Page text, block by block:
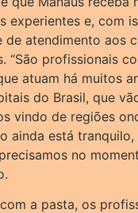
experientes e, com
de atendimento aos
“São profissionais
atuam há muitos
do Brasil, que
vindo de regiões
ainda está
no
a pasta, os